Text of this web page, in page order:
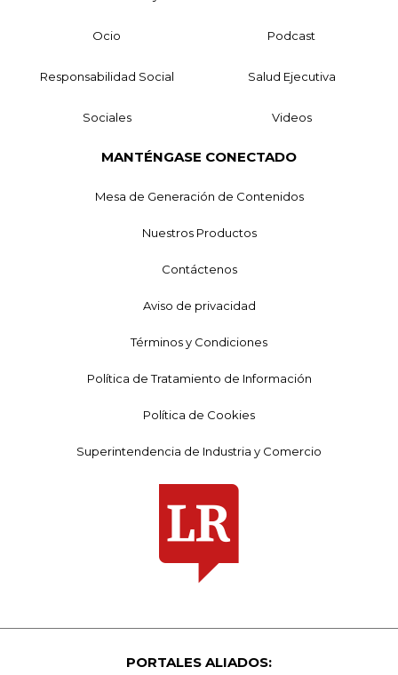
Ocio Podcast
Responsabilidad Social Salud Ejecutiva
Sociales Videos
MANTÉNGASE CONECTADO
Mesa de Generación de Contenidos
Nuestros Productos
Contáctenos
Aviso de privacidad
Términos y Condiciones
Política de Tratamiento de Información
Política de Cookies
Superintendencia de Industria y Comercio
PORTALES ALIADOS: